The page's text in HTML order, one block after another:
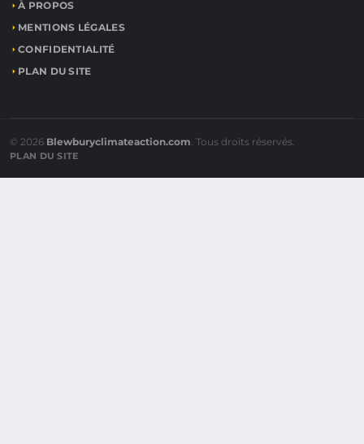
À PROPOS
MENTIONS LÉGALES
CONFIDENTIALITÉ
PLAN DU SITE
© 2026 Blewburyclimateaction.com. Tous droits réservés.
PLAN DU SITE